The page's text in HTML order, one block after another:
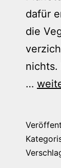
dafür
die
nichts.
… Sehr
ist